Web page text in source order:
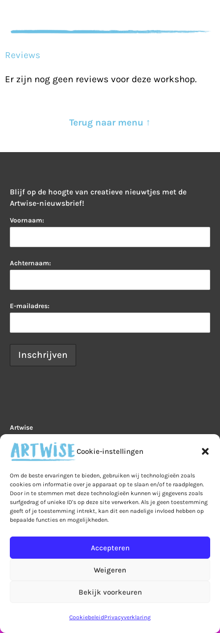
Cookie-instellingen
Om de beste ervaringen te bieden, gebruiken wij technologieën zoals
cookies om informatie over je apparaat op te slaan en/of te raadplegen.
Door in te stemmen met deze technologieën kunnen wij gegevens zoals
surfgedrag of unieke ID's op deze site verwerken. Als je geen toestemming
geeft of je toestemming intrekt, kan dit een nadelige invloed hebben op
bepaalde functies en mogelijkheden.
Accepteren
Weigeren
Bekijk voorkeuren
CookiebeleidPrivacyverklaring
Let op! Bestellingen in de webshop worden pas
vanaf 7 september verzonden!
Reviews
Er zijn nog geen reviews voor deze workshop.
Terug naar menu ↑
Blijf op de hoogte van creatieve nieuwtjes met de
Artwise-nieuwsbrief!
Voornaam:
Achternaam:
E-mailadres:
Artwise
Tappersweg 8J
2031 ET Haarlem
info@artwise.nu
Artwise via Google Maps
KvK-nummer: 63993155